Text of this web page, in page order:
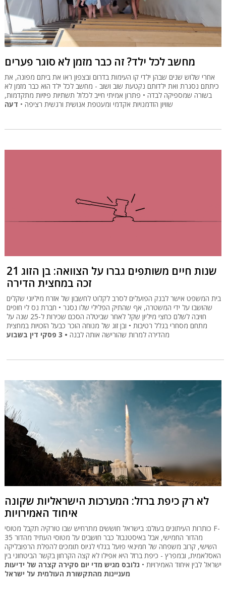
מחשב לכל ילד? זה כבר מזמן לא סוגר פערים
אחרי שלוש שנים שבהן ילדי קו העימות בדרום ובצפון ראו את ביתם מפונה, את
כיתתם נסגרת ואת ילדותם נקטעת שוב ושוב - מחשב לכל ילד הוא כבר מזמן לא
בשורה שמספיקה לבדה • פתרון אמיתי חייב לכלול תשתיות פיזיות מתקדמות,
שוויון הזדמנויות אקדמי ומעטפת אנושית ורגשית רציפה • דעה
21 שנות חיים משותפים גברו על הצוואה: בן הזוג
זכה במחצית הדירה
בית המשפט אישר לבנק הפועלים לסרב לקלוט לחשבון של אזרח מיליוני שקלים
שהושבו על ידי המשטרה, אף שהתיק הפלילי שלו נסגר • חברת נס לי חופים
חויבה לשלם כחצי מיליון שקל לאחר שביטלה הסכם שכירות ל-25 שנה על
מתחם מסחרי בגלל רטיבות • ובן זוג של מנוחה הוכר כבעל הזכויות במחצית
מהדירה למרות שהורישה אותה לבנה
לא רק כיפת ברזל: המערכות הישראליות שקונה
איחוד האמירויות
כותרות העיתונים בעולם: בישראל חוששים מתרחיש שבו טורקיה תקבל מטוסי F-
35 מהדור החמישי, אבל באיסטנבול כבר חושבים על מטוסי העתיד מהדור
השישי, קרוב משפחה של חמינאי פועל בגלוי לגיוס תומכים להפלת הרפובליקה
האסלאמית, ובמפרץ - כיפת ברזל היא אפילו לא קצה הקרחון בקשר הביטחוני בין
ישראל לבין איחוד האמירויות • גלובס מגיש מדי יום סקירה קצרה של ידיעות
מעניינות מהתקשורת העולמית על ישראל